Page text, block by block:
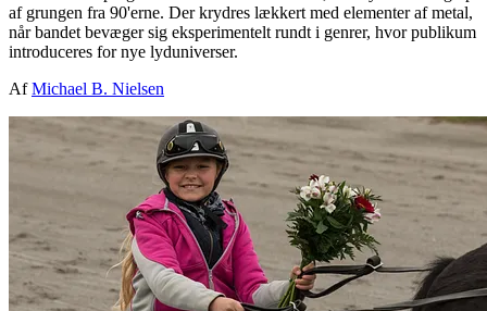
af grungen fra 90'erne. Der krydres lækkert med elementer af metal,
når bandet bevæger sig eksperimentelt rundt i genrer, hvor publikum
introduceres for nye lyduniverser.
AfMichael B. Nielsen